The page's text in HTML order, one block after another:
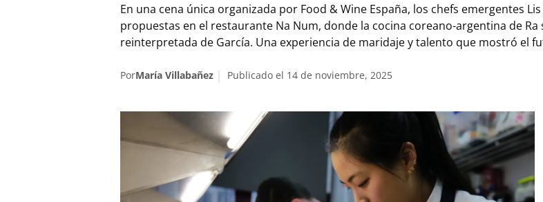
En una cena única organizada por Food & Wine España, los chefs emergentes
propuestas en el restaurante Na Num, donde la cocina coreano-argentina de
reinterpretada de García. Una experiencia de maridaje y talento que mostró el
PorMaría Villabañez Publicado el 14 de noviembre, 2025